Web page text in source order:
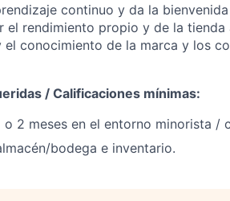
continuo y da la
el rendimiento propio y de la
conocimiento de la marca y los
/ Calificaciones mínimas:
o 2 meses en el entorno minorista /
bodega e inventario.